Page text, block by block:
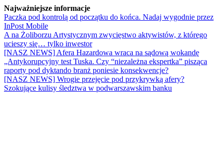
Najważniejsze informacje
Paczka pod kontrolą od początku do końca. Nadaj wygodnie przez
InPost Mobile
A na Żoliborzu Artystycznym zwycięstwo aktywistów, z którego
ucieszy się… tylko inwestor
[NASZ NEWS] Afera Hazardowa wraca na sądową wokandę
„Antykorupcyjny test Tuska. Czy “niezależna ekspertka” pisząca
raporty pod dyktando branż poniesie konsekwencje?
[NASZ NEWS] Wrogie przejęcie pod przykrywką afery?
Szokujące kulisy śledztwa w podwarszawskim banku